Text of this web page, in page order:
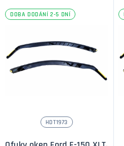
DOBA DODÁNÍ 2-5 DNÍ
HDT1973